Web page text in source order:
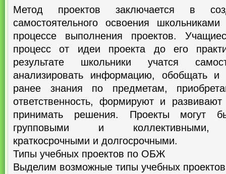
Метод проектов заключается в
самостоятельного освоения
процессе выполнения проектов.
процесс от идеи проекта до его
результате школьники учатся
анализировать информацию, обобщать и
ранее знания по предметам,
ответственность, формируют и
принимать решения. Проекты могут
групповыми и коллективными,
краткосрочными и долгосрочными.
Типы учебных проектов по ОБЖ
Выделим возможные типы учебных